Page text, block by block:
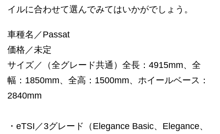
イルに合わせて選んでみてはいかがでしょう。
車種名／Passat
価格／未定
サイズ／（全グレード共通）全長：4915mm、全
幅：1850mm、全高：1500mm、ホイールベース：
2840mm
・eTSI／3グレード（Elegance Basic、Elegance、